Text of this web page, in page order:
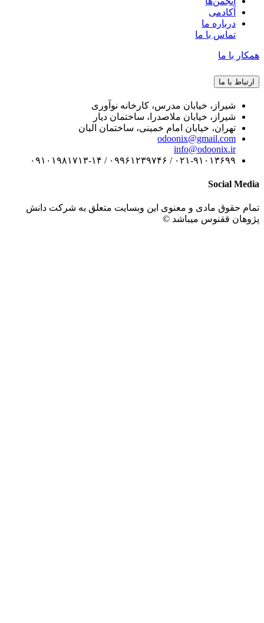
خیابان مدرس، کارخانه نوآوری
خیابان ملاصدرا، ساختمان دیار
خیابان امام خمینی، ساختمان البان
/ ۰۹۱۰۱۹۸۱۷۱۳-۱۴
و معنوی این وبسایت متعلق به شرکت دانش
میباشد ©